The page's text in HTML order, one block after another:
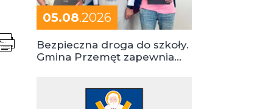
05.08.2026
Bezpieczna droga do szkoły.
Gmina Przemęt zapewnia